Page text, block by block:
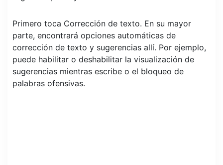
Primero toca Corrección de texto. En su mayor
parte, encontrará opciones automáticas de
corrección de texto y sugerencias allí. Por ejemplo,
puede habilitar o deshabilitar la visualización de
sugerencias mientras escribe o el bloqueo de
palabras ofensivas.